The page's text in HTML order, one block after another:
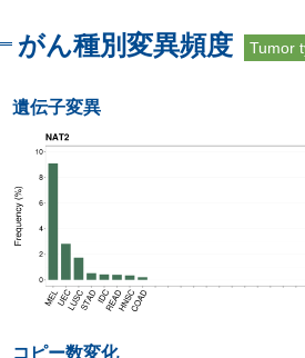
がん種別変異頻度 Tumor
遺伝子変異
コピー数変化